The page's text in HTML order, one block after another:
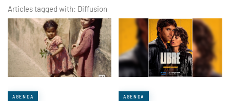
Articles tagged with: Diffusion
AGENDA AGENDA